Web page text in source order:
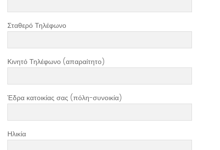
Σταθερό Τηλέφωνο
Κινητό Τηλέφωνο (απαραίτητο)
Έδρα κατοικίας σας (πόλη-συνοικία)
Ηλικία